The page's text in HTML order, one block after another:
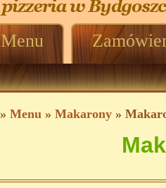
Menu
» Menu » Makarony »